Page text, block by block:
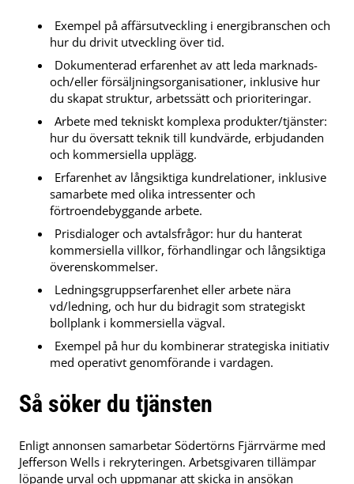
Exempel på affärsutveckling i energibranschen och
hur du drivit utveckling över tid.
Dokumenterad erfarenhet av att leda marknads-
och/eller försäljningsorganisationer, inklusive hur
du skapat struktur, arbetssätt och prioriteringar.
Arbete med tekniskt komplexa produkter/tjänster:
hur du översatt teknik till kundvärde, erbjudanden
och kommersiella upplägg.
Erfarenhet av långsiktiga kundrelationer, inklusive
samarbete med olika intressenter och
förtroendebyggande arbete.
Prisdialoger och avtalsfrågor: hur du hanterat
kommersiella villkor, förhandlingar och långsiktiga
överenskommelser.
Ledningsgruppserfarenhet eller arbete nära
vd/ledning, och hur du bidragit som strategiskt
bollplank i kommersiella vägval.
Exempel på hur du kombinerar strategiska initiativ
med operativt genomförande i vardagen.
Så söker du tjänsten
Enligt annonsen samarbetar Södertörns Fjärrvärme med
Jefferson Wells i rekryteringen. Arbetsgivaren tillämpar
löpande urval och uppmanar att skicka in ansökan